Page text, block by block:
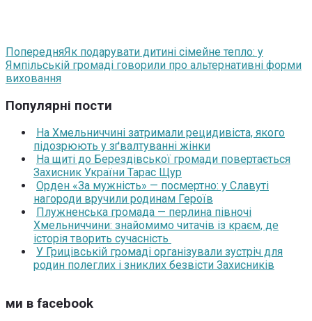
ПопередняЯк подарувати дитині сімейне тепло: у
Ямпільській громаді говорили про альтернативні форми
виховання
Популярні пости
На Хмельниччині затримали рецидивіста, якого
підозрюють у зґвалтуванні жінки
На щиті до Берездівської громади повертається
Захисник України Тарас Щур
Орден «За мужність» — посмертно: у Славуті
нагороди вручили родинам Героїв
Плужненська громада — перлина півночі
Хмельниччини: знайомимо читачів із краєм, де
історія творить сучасність
У Грицівській громаді організували зустріч для
родин полеглих і зниклих безвісти Захисників
ми в facebook